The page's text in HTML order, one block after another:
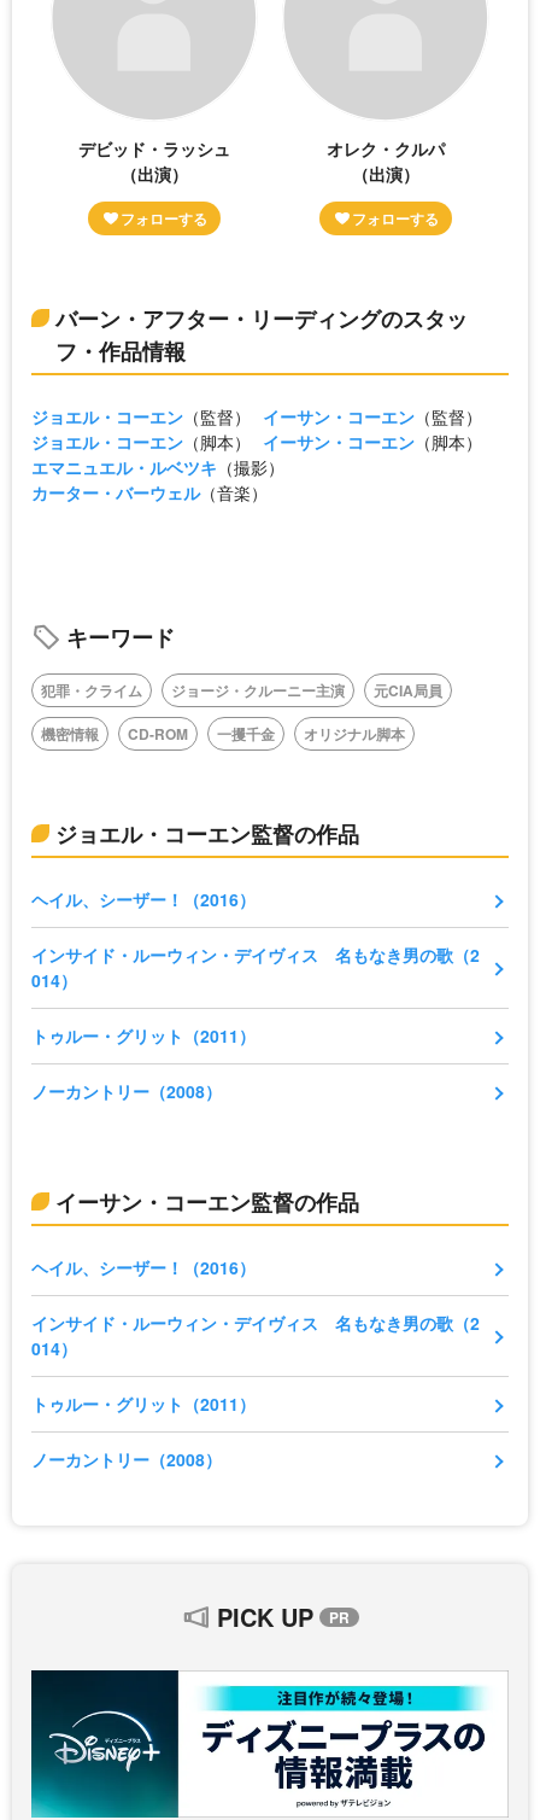
デビッド・ラッシュ
（出演）
オレク・クルパ
（出演）
バーン・アフター・リーディングのスタッ
フ・作品情報
ジョエル・コーエン （監督） イーサン・コーエン （監督）
ジョエル・コーエン （脚本） イーサン・コーエン （脚本）
エマニュエル・ルベツキ （撮影）
カーター・バーウェル（音楽）
キーワード
犯罪・クライム ジョージ・クルーニー主演
元CIA局員
機密情報
CD-ROM 一攫千金 オリジナル脚本
ジョエル・コーエン監督の作品
ヘイル、シーザー！（2016）
インサイド・ルーウィン・デイヴィス 名もなき男の歌（2
014）
トゥルー・グリット（2011）
ノーカントリー（2008）
イーサン・コーエン監督の作品
ヘイル、シーザー！（2016）
インサイド・ルーウィン・デイヴィス 名もなき男の歌（2
014）
トゥルー・グリット（2011）
ノーカントリー（2008）
PICK UP